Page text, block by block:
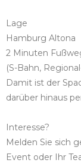
Lage
Hamburg Altona
2 Minuten
(S-Bahn,
Damit ist der
darüber hinaus
Interesse?
Melden Sie sich
Event oder Ihr